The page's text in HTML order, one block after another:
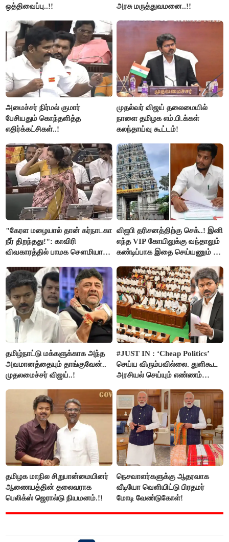
ஒத்திவைப்பு..!!
அரசு மருத்துவமனை..!!
அமைச்சர் நிர்மல் குமார்
பேசியதும் கொந்தளித்த
எதிர்க்கட்சிகள்..!
முதல்வர் விஜய் தலைமையில்
நாளை தமிழக எம்.பி.க்கள்
கலந்தாய்வு கூட்டம்!
"கேரள மழையால் தான் கர்நாடகா
நீர் திறந்தது!": காவிரி
விவகாரத்தில் பாமக சௌமியா
விஐபி தரிசனத்திற்கு செக்..! இனி
எந்த VIP கோயிலுக்கு வந்தாலும்
கண்டிப்பாக இதை செய்யணும் -
தமிழ்நாட்டு மக்களுக்காக அந்த
அவமானத்தையும் தாங்குவேன்..
முதலமைச்சர் விஜய்..!
#JUST IN : ‘Cheap Politics’
செய்ய விரும்பவில்லை. துளிகூட
அரசியல் செய்யும் எண்ணம்
விஜய் பதில்!
தமிழக மாநில சிறுபான்மையினர்
ஆணையத்தின் தலைவராக
பெலிக்ஸ் ஜெரால்டு நியமனம்.!!
நெசவாளர்களுக்கு ஆதரவாக
வீடியோ வெளியிட்டு பிரதமர்
மோடி வேண்டுகோள்!